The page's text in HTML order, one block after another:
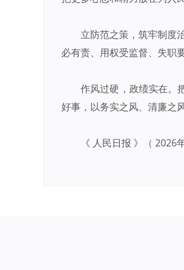
立防范之策，筑牢制度
必有责、用权受监督、失职
作风过硬，政绩实在。
好事，以务实之风、清廉之
《 人民日报 》（ 2026